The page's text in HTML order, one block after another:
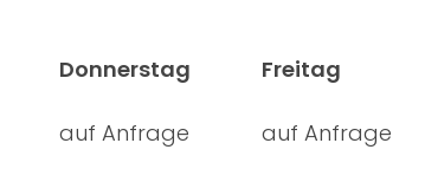
Donnerstag Freitag
auf Anfrage auf Anfrage